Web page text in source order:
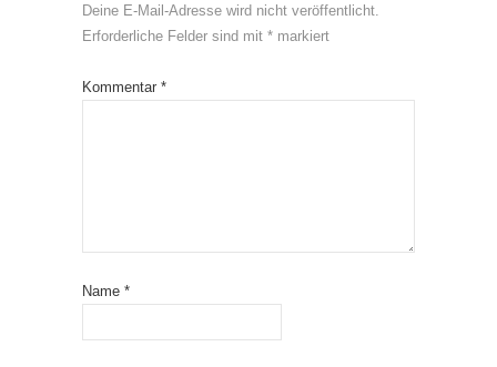
Deine E-Mail-Adresse wird nicht veröffentlicht.
Erforderliche Felder sind mit * markiert
Kommentar *
Name *